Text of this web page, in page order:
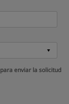
para enviar la solicitud